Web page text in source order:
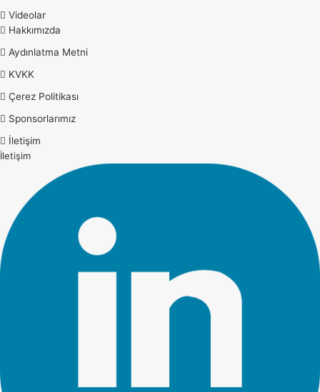
Videolar
Hakkımızda
Aydınlatma Metni
KVKK
Çerez Politikası
Sponsorlarımız
İletişim
İletişim